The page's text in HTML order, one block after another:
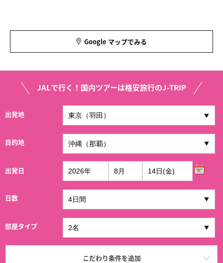
Google マップでみる
JALで行く！国内ツアーは格安旅行のJ-TRIP
出発地
目的地
出発日
日数
部屋タイプ
こだわり条件を追加